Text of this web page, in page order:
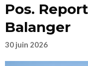
Pos.
Balanger
30 juin 2026